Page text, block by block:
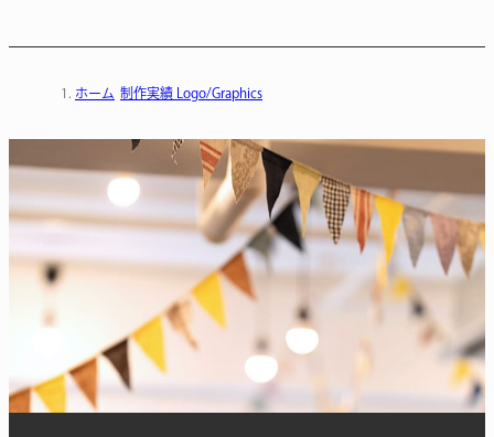
ホーム 制作実績 Logo/Graphics